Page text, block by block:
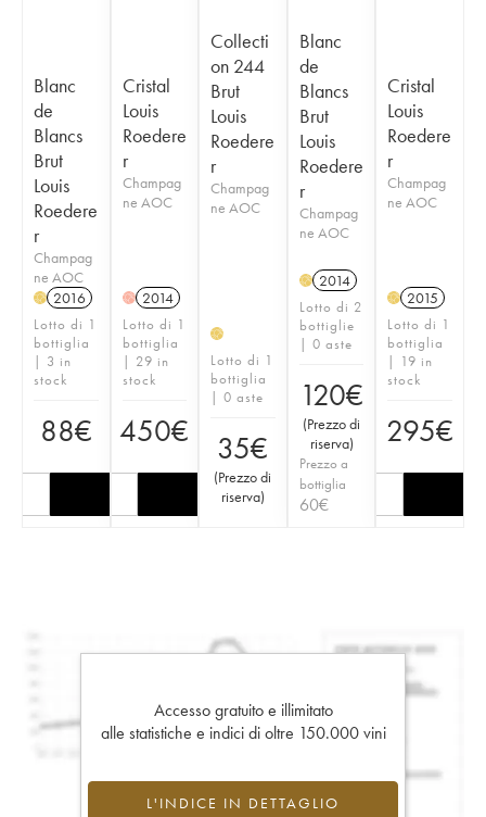
Blanc
de
Blancs
Brut
Louis
Roedere
r
Champag
ne AOC
H 2016
Lotto di 1
bottiglia
| 3 in
stock
88€
Cristal
Louis
Roedere
r
Champag
ne AOC
H 2014
Lotto di 1
bottiglia
| 29 in
stock
450€
Collecti
on 244
Brut
Louis
Roedere
r
Champag
ne AOC
H
Lotto di 1
bottiglia
| 0 aste
35€
(Prezzo di
riserva)
Blanc
de
Blancs
Brut
Louis
Roedere
r
Champag
ne AOC
H 2014
Lotto di 2
bottiglie
| 0 aste
120€
(Prezzo di
riserva)
Prezzo a
bottiglia
60€
Cristal
Louis
Roedere
r
Champag
ne AOC
H 2015
Lotto di 1
bottiglia
| 19 in
stock
295€
Accesso gratuito e illimitato
alle statistiche e indici di oltre 150.000 vini
L'INDICE IN DETTAGLIO